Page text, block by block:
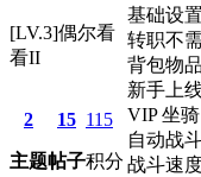
[LV.3]偶尔看
看II
2
主题
15
帖子
115
积分
基础设置
转职不
背包物
新手上
VIP 坐
自动战
战斗速